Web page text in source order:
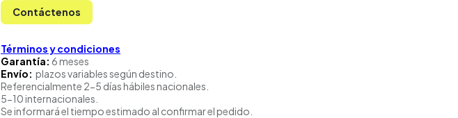
Contáctenos
Términos y condiciones
Garantía: 6 meses
Envío: plazos variables según destino.
Referencialmente 2-5 días hábiles nacionales.
5-10 internacionales.
Se informará el tiempo estimado al confirmar el pedido.